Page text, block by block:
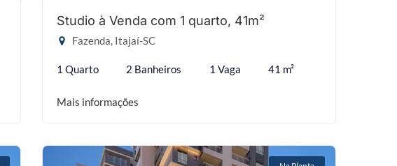
Studio à Venda com 1 quarto, 41m²
Fazenda, Itajaí-SC
1 Quarto 2 Banheiros 1 Vaga 41 m²
Mais informações